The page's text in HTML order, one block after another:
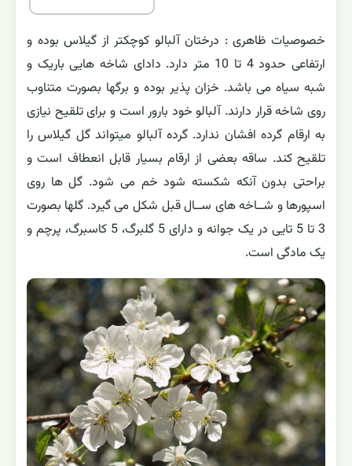
خصوصیات ظاهری : درختان آلبالو کوچکتر از گیلاس بوده و
ارتفاعی حدود 4 تا 10 متر دارد. دادای شاخه هایی باریک و
شبه سیاه می باشد. خزان پذیر بوده و برگها بصورت متناوب
روی شاخه قرار دارند. آلبالو خود بارور است و برای تلقیح نیازی
به ارقام گرده افشان ندارد. گرده ‌آلبالو میتواند گل گیلاس را
تلقیح کند. ساقه بعضی از ارقام بسیار قابل انعطاف است و
براحتی بدون آنکه شکسته شود خم می شود. گل ها روی
اسپورها و شــاخه های ســال قبل شکل می گیرد. گلها بصورت
3 تا 5 تایی در یک جوانه و دارای 5 گلبرگ، 5 کاسبرگ، پرچم و
یک مادگی است.